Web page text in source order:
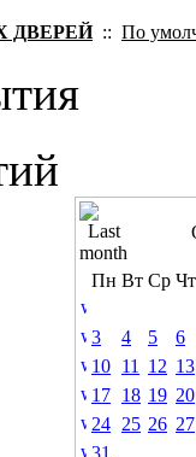
ДВЕРЕЙ:: По
Пн Вт Ср Чт
3 4 5
6
10 11 12 13
17 18 19 20
24 25 26 27
31